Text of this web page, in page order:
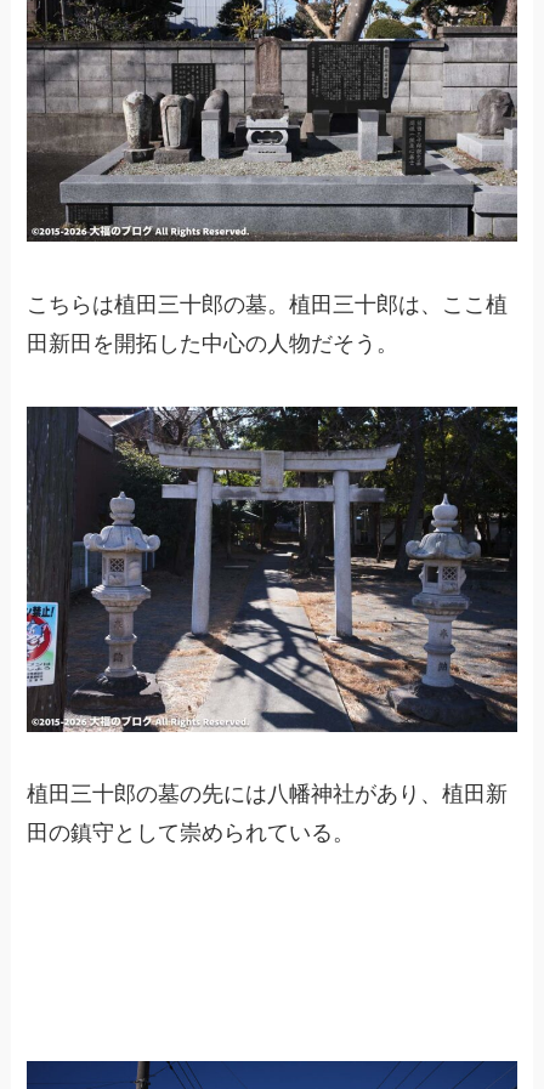
こちらは植田三十郎の墓。植田三十郎は、ここ植
田新田を開拓した中心の人物だそう。
植田三十郎の墓の先には八幡神社があり、植田新
田の鎮守として崇められている。